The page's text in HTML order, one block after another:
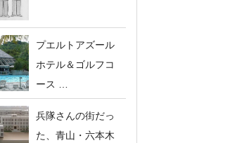
プエルトアズール
ホテル＆ゴルフコ
ース …
兵隊さんの街だっ
た、青山・六本木